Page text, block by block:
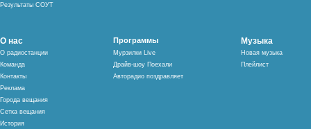
Результаты СОУТ
О нас
О радиостанции
Команда
Контакты
Реклама
Города вещания
Сетка вещания
История
Программы
Мурзилки Live
Драйв-шоу Поехали
Авторадио поздравляет
Музыка
Новая музыка
Плейлист